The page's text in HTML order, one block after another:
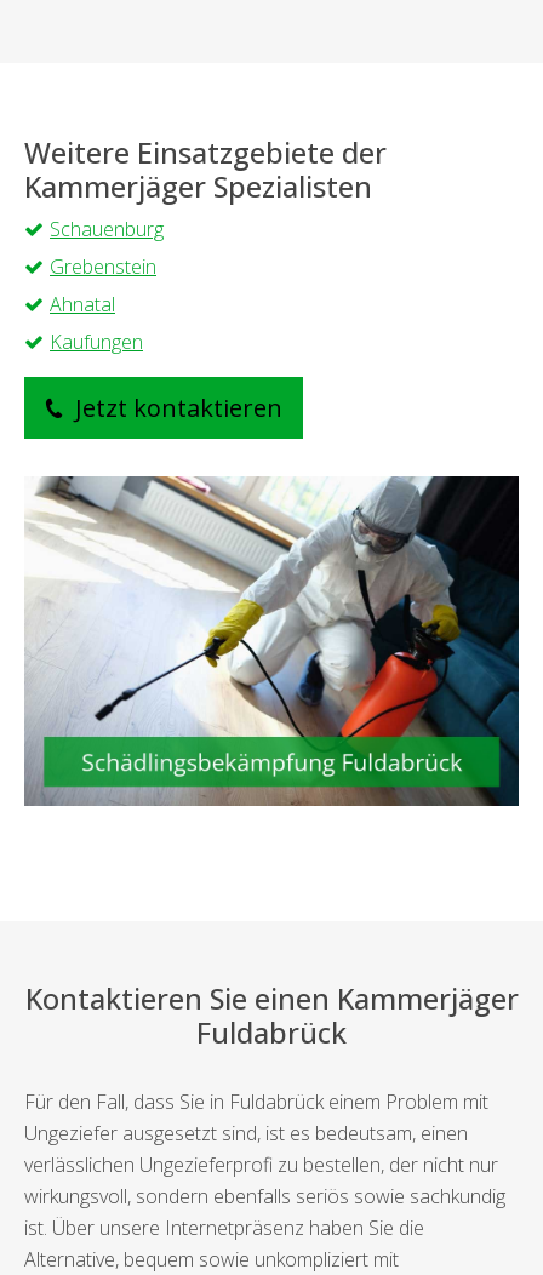
Weitere Einsatzgebiete der
Kammerjäger Spezialisten
Schauenburg
Grebenstein
Ahnatal
Kaufungen
Jetzt kontaktieren
Kontaktieren Sie einen Kammerjäger
Fuldabrück
Für den Fall, dass Sie in Fuldabrück einem Problem mit
Ungeziefer ausgesetzt sind, ist es bedeutsam, einen
verlässlichen Ungezieferprofi zu bestellen, der nicht nur
wirkungsvoll, sondern ebenfalls seriös sowie sachkundig
ist. Über unsere Internetpräsenz haben Sie die
Alternative, bequem sowie unkompliziert mit